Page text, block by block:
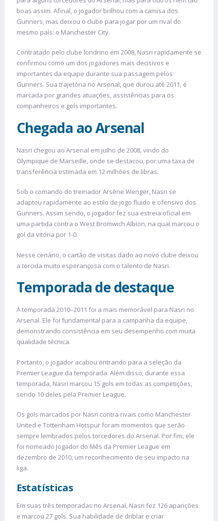
boas assim. Afinal, o jogador brilhou com a camisa dos
Gunners, mas deixou o clube para jogar por um rival do
mesmo país: o Manchester City.
Contratado pelo clube londrino em 2008, Nasri rapidamente se
confirmou como um dos jogadores mais decisivos e
importantes da equipe durante sua passagem pelos
Gunners. Sua trajetória no Arsenal, que durou até 2011, é
marcada por grandes atuações, assistências para os
companheiros e gols importantes.
Chegada ao Arsenal
Nasri chegou ao Arsenal em julho de 2008, vindo do
Olympique de Marseille, onde se destacou, por uma taxa de
transferência estimada em 12 milhões de libras.
Sob o comando do treinador Arsène Wenger, Nasri se
adaptou rapidamente ao estilo de jogo fluido e ofensivo dos
Gunners. Assim sendo, o jogador fez sua estreia oficial em
uma partida contra o West Bromwich Albion, na qual marcou o
gol da vitória por 1-0.
Nesse cenário, o cartão de visitas dado ao novo clube deixou
a torcida muito esperançosa com o talento de Nasri.
Temporada de destaque
A temporada 2010–2011 foi a mais memorável para Nasri no
Arsenal. Ele foi fundamental para a campanha da equipe,
demonstrando consistência em seu desempenho com muita
qualidade técnica.
Portanto, o jogador acabou entrando para a seleção da
Premier League da temporada. Além disso, durante essa
temporada, Nasri marcou 15 gols em todas as competições,
sendo 10 deles pela Premier League.
Os gols marcados por Nasri contra rivais como Manchester
United e Tottenham Hotspur foram momentos que serão
sempre lembrados pelos torcedores do Arsenal. Por fim, ele
foi nomeado Jogador do Mês da Premier League em
dezembro de 2010, um reconhecimento de seu impacto na
liga.
Estatísticas
Em suas três temporadas no Arsenal, Nasri fez 126 aparições
e marcou 27 gols. Sua habilidade de driblar e criar